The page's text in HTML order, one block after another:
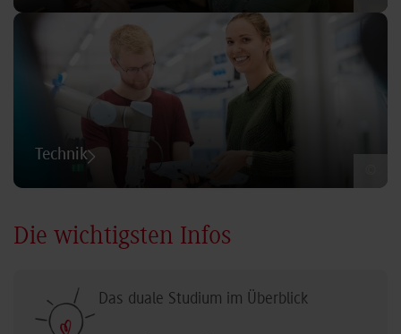
Technik
Die wichtigsten Infos
Das duale Studium im Überblick